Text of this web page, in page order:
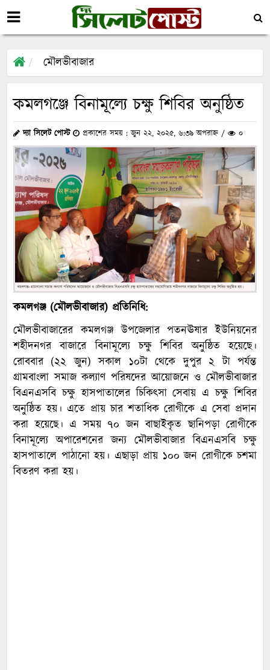
মৌলভীবাজার
কমলগঞ্জে বিনামূল্যে চক্ষু শিবির অনুষ্ঠিত
দ্যা সিলেট পোস্ট প্রকাশের সময় : জুন ২২, ২০২৫, ৬:৩৯ অপরাহ্ন / ০
কমলগঞ্জ (মৌলভীবাজার) প্রতিনিধি:
মৌলভীবাজারের কমলগঞ্জ উপজেলার পতনঊষার ইউনিয়নের
শহীদনগর বাজারে বিনামূল্যে চক্ষু শিবির অনুষ্ঠিত হয়েছে।
রোববার (২২ জুন) সকাল ১০টা থেকে দুপুর ২ টা পর্যন্ত
গ্রামবাংলা সমাজ কল্যাণ পরিষদের আয়োজনে ও মৌলভীবাজার
বিএনএসবি চক্ষু হাসপাতালের চিকিৎসা সেবায় এ চক্ষু শিবির
অনুষ্ঠিত হয়। এতে প্রায় চার শতাধিক রোগীকে এ সেবা প্রদান
করা হয়েছে। এ সময় ৭০ জন বাছাইকৃত ছানিপড়া রোগীকে
বিনামূল্যে অপারেশনের জন্য মৌলভীবাজার বিএনএসবি চক্ষু
হাসপাতালে পাঠানো হয়। এছাড়া প্রায় ১০০ জন রোগীকে চশমা
বিতরণ করা হয়।